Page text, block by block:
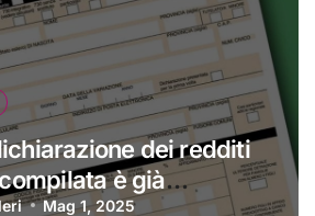
dei redditi
è già
Mag 1, 2025